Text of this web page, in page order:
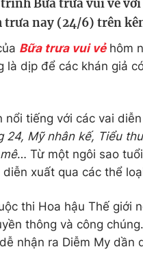
Bữa trưa vui vẻ
trưa nay (24/6) trên
Bữa trưa vui vẻhôm
là dịp để các khán giả
nổi tiếng với các vai
24, Mỹ nhân kế, Tiểu
… Từ một ngôi sao
xuất qua các thể
thi Hoa hậu Thế giới
thông và công
nhận ra Diễm My